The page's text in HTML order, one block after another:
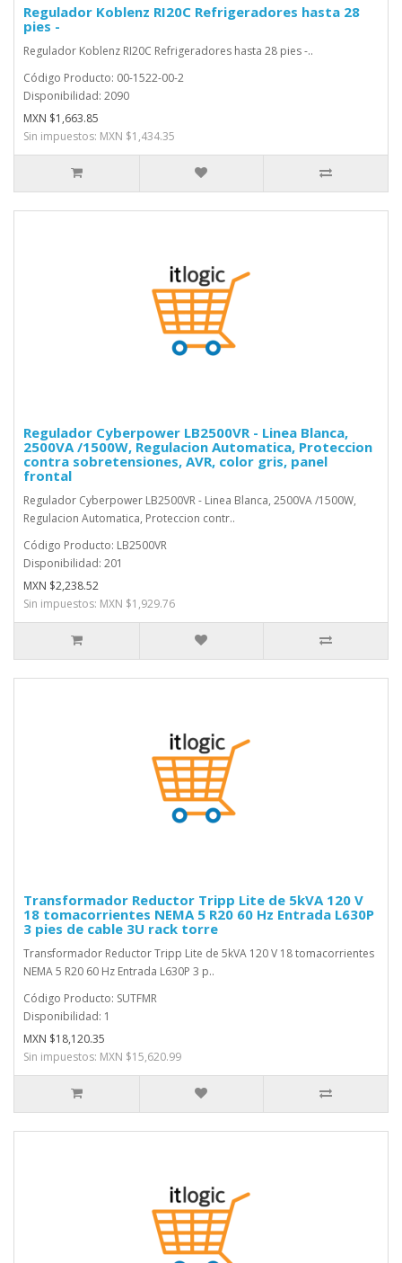
Regulador Koblenz RI20C Refrigeradores hasta 28
pies -
Regulador Koblenz RI20C Refrigeradores hasta 28 pies -..
Código Producto: 00-1522-00-2
Disponibilidad: 2090
MXN $1,663.85
Sin impuestos: MXN $1,434.35
Regulador Cyberpower LB2500VR - Linea Blanca,
2500VA /1500W, Regulacion Automatica, Proteccion
contra sobretensiones, AVR, color gris, panel
frontal
Regulador Cyberpower LB2500VR - Linea Blanca, 2500VA /1500W,
Regulacion Automatica, Proteccion contr..
Código Producto: LB2500VR
Disponibilidad: 201
MXN $2,238.52
Sin impuestos: MXN $1,929.76
Transformador Reductor Tripp Lite de 5kVA 120 V
18 tomacorrientes NEMA 5 R20 60 Hz Entrada L630P
3 pies de cable 3U rack torre
Transformador Reductor Tripp Lite de 5kVA 120 V 18 tomacorrientes
NEMA 5 R20 60 Hz Entrada L630P 3 p..
Código Producto: SUTFMR
Disponibilidad: 1
MXN $18,120.35
Sin impuestos: MXN $15,620.99